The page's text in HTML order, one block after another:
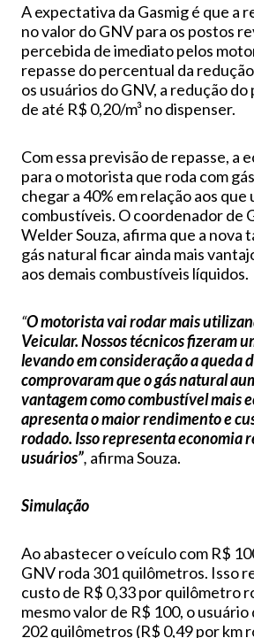
A expectativa da Gasmig é que a
no valor do GNV para os postos
percebida de imediato pelos
repasse do percentual da
os usuários do GNV, a redução
de até R$ 0,20/m³ no dispenser.
Com essa previsão de repasse, a
para o motorista que roda com
chegar a 40% em relação aos
combustíveis. O coordenador de
Welder Souza, afirma que a nova
gás natural ficar ainda mais
aos demais combustíveis líquidos.
“O motorista vai rodar mais
Veicular. Nossos técnicos fizeram
levando em consideração a queda
comprovaram que o gás natural
vantagem como combustível mais
apresenta o maior rendimento e
rodado. Isso representa economia
usuários”, afirma Souza.
Simulação
Ao abastecer o veículo com R$
GNV roda 301 quilômetros. Isso
custo de R$ 0,33 por quilômetro
mesmo valor de R$ 100, o usuário
202 quilômetros (R$ 0,49 por km